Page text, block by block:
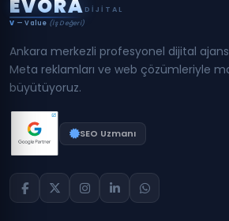
EVORA DIJITAL
V — Value (İş Değeri)
Ankara merkezli profesyonel dijital
Meta reklamları ve web çözümleriyle
büyütüyoruz.
SEO Uzmanı